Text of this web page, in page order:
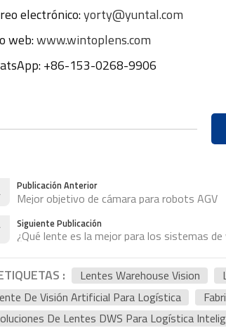
electrónico:yorty@yuntal.com
web:www.wintoplens.com
+86-153-0268-9906
Publicación Anterior
Mejor objetivo de cámara para robots AGV
Siguiente Publicación
¿Qué lente es la mejor para los sistemas
: Lentes Warehouse Vision
De Visión Artificial Para Logística
De Lentes DWS Para Logística